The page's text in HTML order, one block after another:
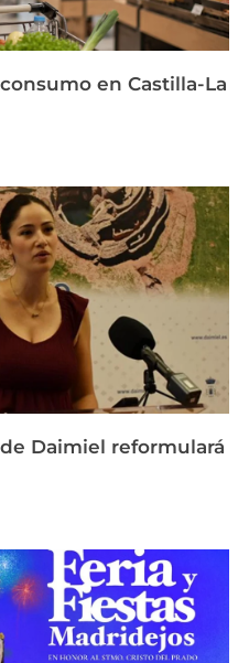
en Castilla-La
Daimiel reformulará